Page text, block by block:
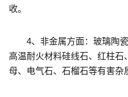
收。
4、非金属方面：玻璃陶瓷
高温耐火材料硅线石、红柱
母、电气石、石榴石等有害杂